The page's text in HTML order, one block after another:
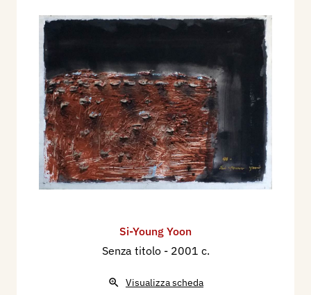
Si-Young Yoon
Senza titolo - 2001 c.
Visualizza scheda